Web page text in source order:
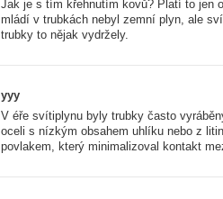
Jak je s tím křehnutím kovů? Platí to jen
mládí v trubkách nebyl zemní plyn, ale
trubky to nějak vydržely.
yyy
V éře svítiplynu byly trubky často
oceli s nízkým obsahem uhlíku nebo z
povlakem, který minimalizoval kontakt